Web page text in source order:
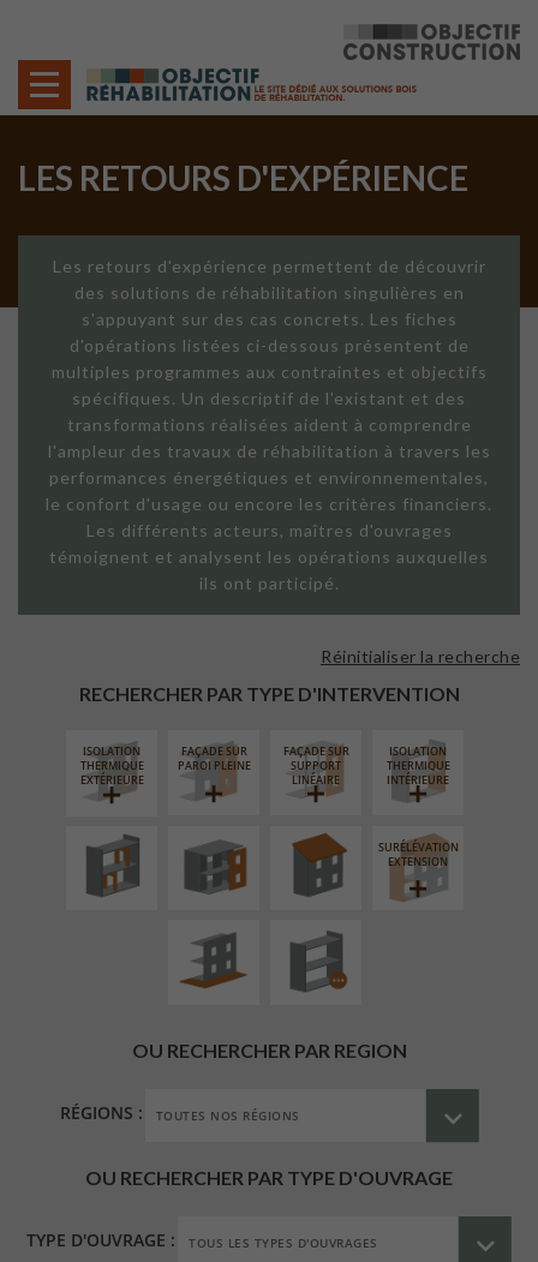
LES RETOURS D'EXPÉRIENCE
Les retours d'expérience permettent de découvrir
des solutions de réhabilitation singulières en
s'appuyant sur des cas concrets. Les fiches
d'opérations listées ci-dessous présentent de
multiples programmes aux contraintes et objectifs
spécifiques. Un descriptif de l'existant et des
transformations réalisées aident à comprendre
l'ampleur des travaux de réhabilitation à travers les
performances énergétiques et environnementales,
le confort d'usage ou encore les critères financiers.
Les différents acteurs, maîtres d'ouvrages
témoignent et analysent les opérations auxquelles
ils ont participé.
RECHERCHER PAR TYPE D'INTERVENTION
Réinitialiser la recherche
ISOLATION
THERMIQUE
EXTÉRIEURE
FAÇADE SUR
PAROI PLEINE
FAÇADE SUR
SUPPORT
LINÉAIRE
ISOLATION
THERMIQUE
INTÉRIEURE
RÉAMÉNAGEMENT
INTÉRIEUR
FERMETURE
LOGGIAS
RÉFECTION DES
TOITURES
SURÉLÉVATION
EXTENSION
AMÉNAGEMENT
EXTÉRIEUR
PROCÉDÉ
PARTICULIER
OU RECHERCHER PAR REGION
RÉGIONS :
OU RECHERCHER PAR TYPE D'OUVRAGE
TYPE D'OUVRAGE :